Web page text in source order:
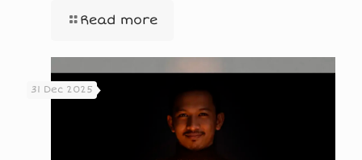
Read more
31 Dec 2025